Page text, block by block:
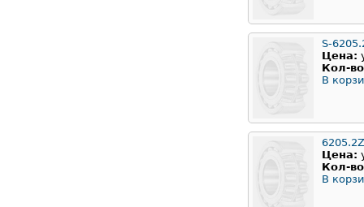
S-
Цена:
Кол-
В
Цена:
Кол-
В